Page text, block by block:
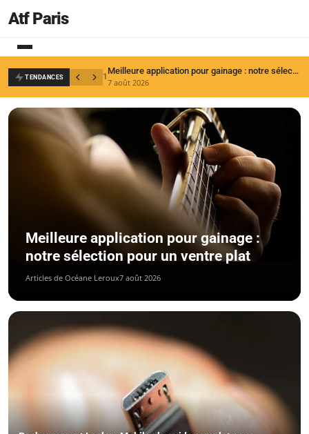
Atf Paris
TENDANCES 1
Meilleure application pour gainage : notre sélection pour un ventre plat
7 août 2026
Meilleure application pour gainage :
notre sélection pour un ventre plat
Articles de Océane Leroux7 août 2026